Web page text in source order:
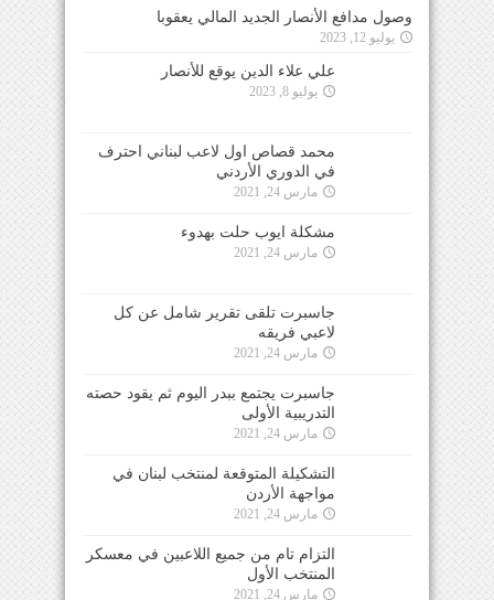
وصول مدافع الأنصار الجديد المالي يعقوبا
يوليو 12, 2023
علي علاء الدين يوقع للأنصار
يوليو 8, 2023
محمد قصاص اول لاعب لبناني احترف
في الدوري الأردني
مارس 24, 2021
مشكلة ايوب حلت بهدوء
مارس 24, 2021
جاسبرت تلقى تقرير شامل عن كل
لاعبي فريقه
مارس 24, 2021
جاسبرت يجتمع ببدر اليوم ثم يقود حصته
التدريبية الأولى
مارس 24, 2021
التشكيلة المتوقعة لمنتخب لبنان في
مواجهة الأردن
مارس 24, 2021
التزام تام من جميع اللاعبين في معسكر
المنتخب الأول
مارس 24, 2021